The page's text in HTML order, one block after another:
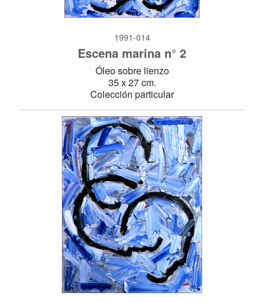
1991-014
Escena marina n° 2
Óleo sobre lienzo
35 x 27 cm.
Colección particular